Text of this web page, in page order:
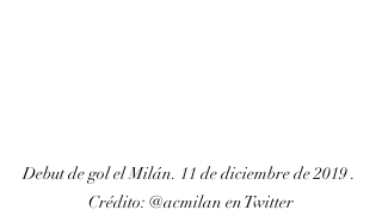
Debut de gol el Milán. 11 de diciembre de 2019 .
Crédito: @acmilan en Twitter